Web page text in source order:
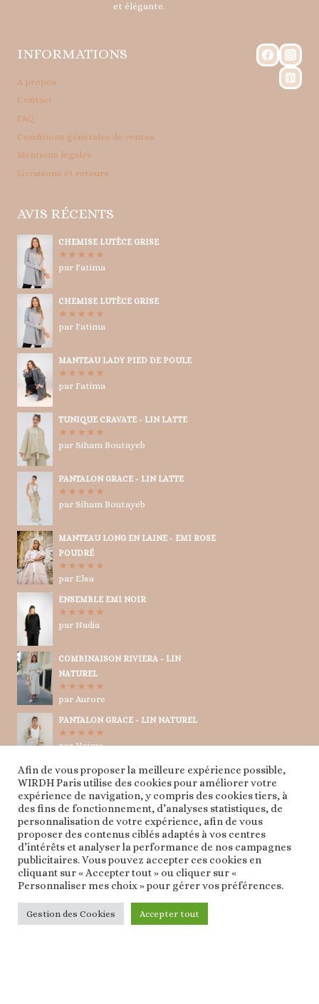
et élégante.
INFORMATIONS
A propos
Contact
FAQ
Conditions générales de ventes
Mentions légales
Livraisons et retours
AVIS RÉCENTS
CHEMISE LUTÈCE GRISE
Note5sur
par Fatima
CHEMISE LUTÈCE GRISE
Note5sur
par Fatima
MANTEAU LADY PIED DE POULE
Note5sur
par Fatima
TUNIQUE CRAVATE - LIN LATTE
Note5sur
par Siham Boutayeb
PANTALON GRACE - LIN LATTE
Note5sur
par Siham Boutayeb
MANTEAU LONG EN LAINE - EMI ROSE
POUDRÉ
Note5sur
par Elsa
ENSEMBLE EMI NOIR
Note5sur
par Nadia
COMBINAISON RIVIERA - LIN
NATUREL
Note5sur
par Aurore
PANTALON GRACE - LIN NATUREL
Note5sur
par Naima
TUNIQUE CRAVATE - LIN NATUREL
Note 5sur
5
par Naima
© 2026 WIRDH PARIS
Afin de vous proposer la meilleure expérience possible,
WIRDH Paris utilise des cookies pour améliorer votre
expérience de navigation, y compris des cookies tiers, à
des fins de fonctionnement, d’analyses statistiques, de
personnalisation de votre expérience, afin de vous
proposer des contenus ciblés adaptés à vos centres
d’intérêts et analyser la performance de nos campagnes
publicitaires. Vous pouvez accepter ces cookies en
cliquant sur « Accepter tout » ou cliquer sur «
Personnaliser mes choix » pour gérer vos préférences.
Gestion des Cookies Accepter tout